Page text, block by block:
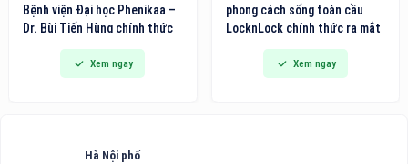
Bệnh viện Đại học Phenikaa –
Dr. Bùi Tiến Hùng chính thức
đi vào hoạt động, đánh dấu
bước phát triển quan trọng
trong chiến lược hoàn thiện hệ
địa chỉ khám, điều trị và phẫu
Xem ngay
phong cách sống toàn cầu
LocknLock chính thức ra mắt
dòng bàn ủi hơi nước cầm tay
thế hệ mới tích hợp công nghệ
hút vải thông minh, hướng đến
Xem ngay
Hà Nội phố